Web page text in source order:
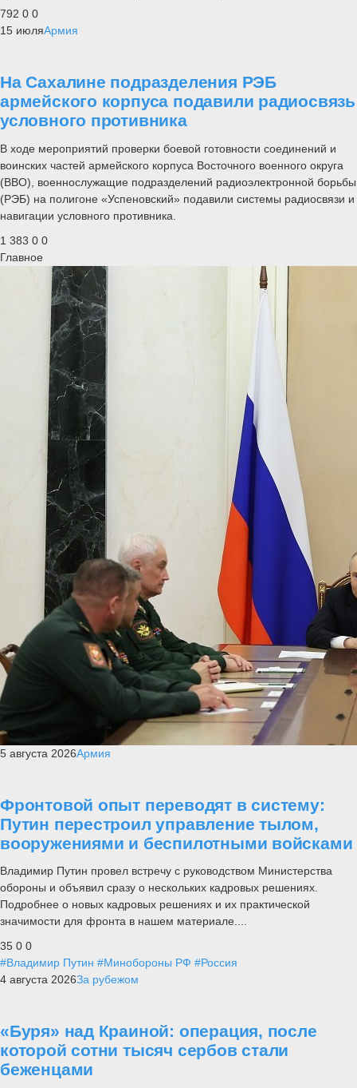
792 0 0
15 июляАрмия
На Сахалине подразделения РЭБ
армейского корпуса подавили радиосвязь
условного противника
В ходе мероприятий проверки боевой готовности соединений и
воинских частей армейского корпуса Восточного военного округа
(ВВО), военнослужащие подразделений радиоэлектронной борьбы
(РЭБ) на полигоне «Успеновский» подавили системы радиосвязи и
навигации условного противника.
1 383 0 0
Главное
5 августа 2026Армия
Фронтовой опыт переводят в систему:
Путин перестроил управление тылом,
вооружениями и беспилотными войсками
Владимир Путин провел встречу с руководством Министерства
обороны и объявил сразу о нескольких кадровых решениях.
Подробнее о новых кадровых решениях и их практической
значимости для фронта в нашем материале....
35 0 0
#Владимир Путин #Минобороны РФ #Россия
4 августа 2026За рубежом
«Буря» над Краиной: операция, после
которой сотни тысяч сербов стали
беженцами